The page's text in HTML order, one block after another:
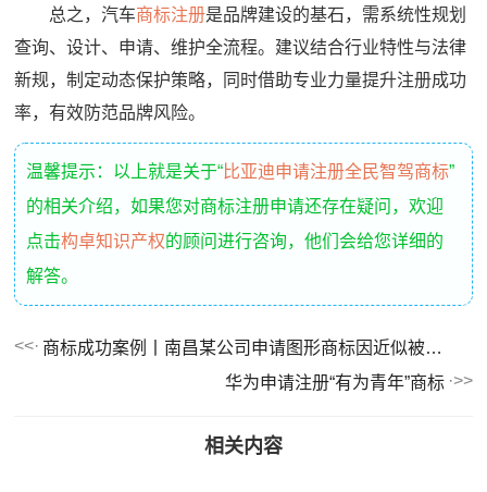
总之，汽车商标注册是品牌建设的基石，需系统性规划
查询、设计、申请、维护全流程。建议结合行业特性与法律
新规，制定动态保护策略，同时借助专业力量提升注册成功
率，有效防范品牌风险。
温馨提示：以上就是关于“比亚迪申请注册全民智驾商标”
的相关介绍，如果您对商标注册申请还存在疑问，欢迎
点击构卓知识产权的顾问进行咨询，他们会给您详细的
解答。
商标成功案例丨南昌某公司申请图形商标因近似被驳回，复审成功！
华为申请注册“有为青年”商标
相关内容